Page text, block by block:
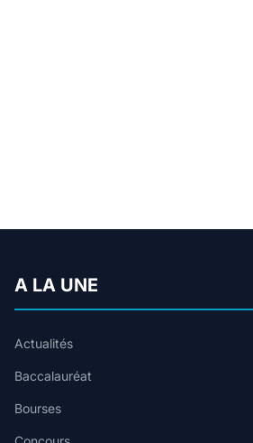
A LA UNE
Actualités
Baccalauréat
Bourses